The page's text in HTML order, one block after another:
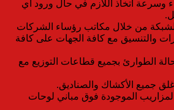
وسرعة اتخاذ اللازم في حال ورود أي
من خلال مكاتب رؤساء الشركات
والتنسيق مع كافة الجهات على كافة
الطوارئ بجميع قطاعات التوزيع مع
جميع الأكشاك والصناديق.
الموجودة فوق مباني لوحات